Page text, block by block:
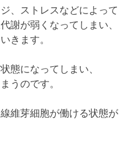
、ストレスなどによって
謝が弱くなってしまい、
きます。
態になってしまい、
うのです。
維芽細胞が働ける状態が